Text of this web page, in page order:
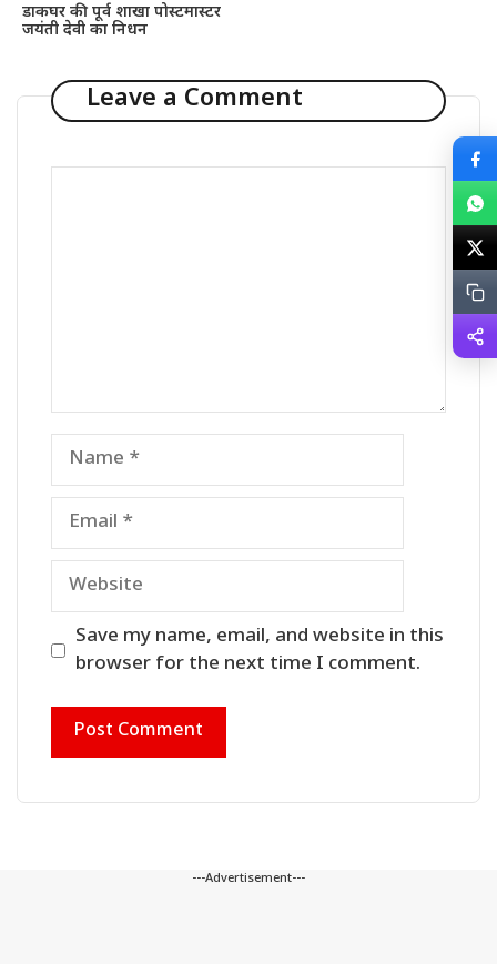
डाकघर की पूर्व शाखा पोस्टमास्टर
जयंती देवी का निधन
Leave a Comment
Name
Email
Website
Save my name, email, and website in this
browser for the next time I comment.
---Advertisement---